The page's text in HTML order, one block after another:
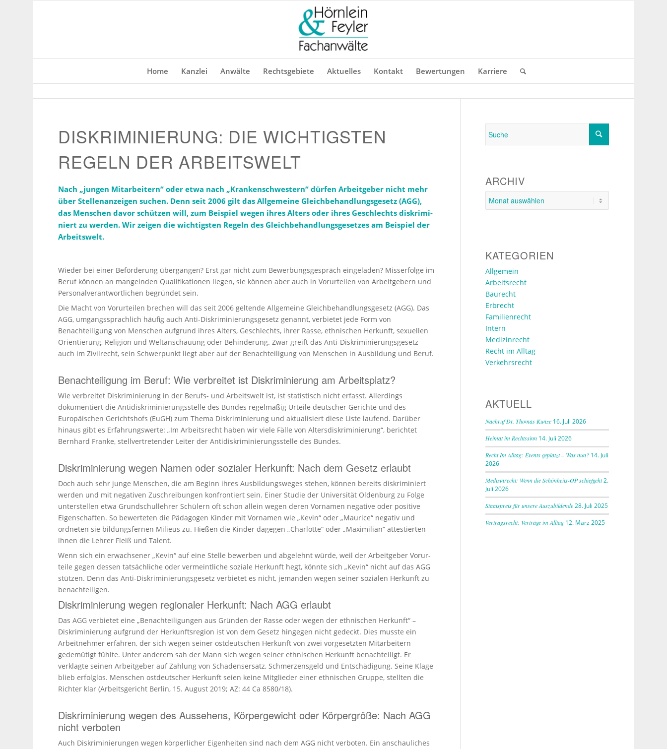
Home Kanzlei Anwälte Rechtsgebiete Aktuelles Kontakt Bewertungen Karriere
DISKRI­MI­NIERUNG: DIE WICHTIGSTEN
REGELN DER ARBEITSWELT
Nach „jungen Mitar­beitern“ oder etwa nach „Kranken­schwestern“ dürfen Arbeit­geber nicht mehr
über Stellen­an­zeigen suchen. Denn seit 2006 gilt das Allge­meine Gleich­be­hand­lungs­gesetz (AGG),
das Menschen davor schützen will, zum Beispiel wegen ihres Alters oder ihres Geschlechts diskri­mi­
niert zu werden. Wir zeigen die wichtigsten Regeln des Gleich­be­hand­lungs­ge­setzes am Beispiel der
Arbeitswelt.
Wieder bei einer Beförderung übergangen? Erst gar nicht zum Bewer­bungs­gespräch einge­laden? Misser­folge im
Beruf können an mangelnden Quali­fi­ka­tionen liegen, sie können aber auch in Vorur­teilen von Arbeit­gebern und
Perso­nal­ver­ant­wort­lichen begründet sein.
Die Macht von Vorurteilen brechen will das seit 2006 geltende Allgemeine Gleichbehandlungsgesetz (AGG). Das
AGG, umgangssprachlich häufig auch Anti-Diskriminierungsgesetz genannt, verbietet jede Form von
Benachteiligung von Menschen aufgrund ihres Alters, Geschlechts, ihrer Rasse, ethnischen Herkunft, sexuellen
Orientierung, Religion und Weltanschauung oder Behinderung. Zwar greift das Anti-Diskriminierungsgesetz
auch im Zivilrecht, sein Schwerpunkt liegt aber auf der Benachteiligung von Menschen in Ausbildung und Beruf.
Benachteiligung im Beruf: Wie verbreitet ist Diskriminierung am Arbeitsplatz?
Wie verbreitet Diskri­mi­nierung in der Berufs- und Arbeitswelt ist, ist statis­tisch nicht erfasst. Aller­dings
dokumen­tiert die Antidis­kri­mi­nie­rungs­stelle des Bundes regelmäßig Urteile deutscher Gerichte und des
Europäischen Gerichtshofs (EuGH) zum Thema Diskri­mi­nierung und aktua­li­siert diese Liste laufend. Darüber
hinaus gibt es Erfah­rungs­werte: „Im Arbeits­recht haben wir viele Fälle von Alters­dis­kri­mi­nierung“, berichtet
Bernhard Franke, stell­ver­tre­tender Leiter der Antidis­kri­mi­nie­rungs­stelle des Bundes.
Diskriminierung wegen Namen oder sozialer Herkunft: Nach dem Gesetz erlaubt
Doch auch sehr junge Menschen, die am Beginn ihres Ausbil­dungs­weges stehen, können bereits diskri­mi­niert
werden und mit negativen Zuschrei­bungen konfron­tiert sein. Einer Studie der Universität Oldenburg zu Folge
unter­stellen etwa Grund­schul­lehrer Schülern oft schon allein wegen deren Vornamen negative oder positive
Eigen­schaften. So bewer­teten die Pädagogen Kinder mit Vornamen wie „Kevin“ oder „Maurice“ negativ und
ordneten sie bildungs­fernen Milieus zu. Hießen die Kinder dagegen „Charlotte“ oder „Maximilian“ attes­tierten
ihnen die Lehrer Fleiß und Talent.
Wenn sich ein erwach­sener „Kevin“ auf eine Stelle bewerben und abgelehnt würde, weil der Arbeit­geber Vorur­
teile gegen dessen tatsächliche oder vermeint­liche soziale Herkunft hegt, könnte sich „Kevin“ nicht auf das AGG
stützen. Denn das Anti-Diskri­mi­nie­rungs­gesetz verbietet es nicht, jemanden wegen seiner sozialen Herkunft zu
benach­tei­ligen.
Diskriminierung wegen regionaler Herkunft: Nach AGG erlaubt
Das AGG verbietet eine „Benachteiligungen aus Gründen der Rasse oder wegen der ethnischen Herkunft“ –
Diskriminierung aufgrund der Herkunftsregion ist von dem Gesetz hingegen nicht gedeckt. Dies musste ein
Arbeitnehmer erfahren, der sich wegen seiner ostdeutschen Herkunft von zwei vorgesetzten Mitarbeitern
gedemütigt fühlte. Unter anderem sah der Mann sich wegen seiner ethnischen Herkunft benachteiligt. Er
verklagte seinen Arbeitgeber auf Zahlung von Schadensersatz, Schmerzensgeld und Entschädigung. Seine Klage
blieb erfolglos. Menschen ostdeutscher Herkunft seien keine Mitglieder einer ethnischen Gruppe, stellten die
Richter klar (Arbeitsgericht Berlin, 15. August 2019; AZ: 44 Ca 8580/18).
Diskriminierung wegen des Aussehens, Körpergewicht oder Körpergröße: Nach AGG
nicht verboten
Auch Diskri­mi­nie­rungen wegen körperlicher Eigen­heiten sind nach dem AGG nicht verboten. Ein anschau­liches
ARCHIV
KATEGORIEN
Allgemein
Arbeitsrecht
Baurecht
Erbrecht
Familienrecht
Intern
Medizinrecht
Recht im Alltag
Verkehrsrecht
AKTUELL
Nachruf Dr. Thomas Kunze 16. Juli 2026
Heimat im Rechtssinn 14. Juli 2026
Recht Im Alltag: Events geplatzt – Was nun? 14. Juli
2026
Medizinrecht: Wenn die Schönheits-OP schiefgeht 2.
Juli 2026
Staatspreis für unsere Auszubildende 28. Juli 2025
Vertragsrecht: Verträge im Alltag 12. März 2025